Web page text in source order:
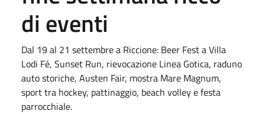
di eventi
Dal 19 al 21 settembre a Riccione: Beer Fest a Villa
Lodi Fé, Sunset Run, rievocazione Linea Gotica, raduno
auto storiche, Austen Fair, mostra Mare Magnum,
sport tra hockey, pattinaggio, beach volley e festa
parrocchiale.